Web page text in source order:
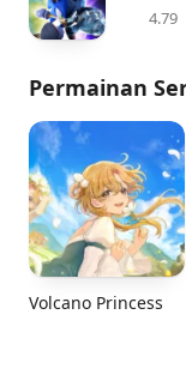
4.79
Permainan
Volcano Princess